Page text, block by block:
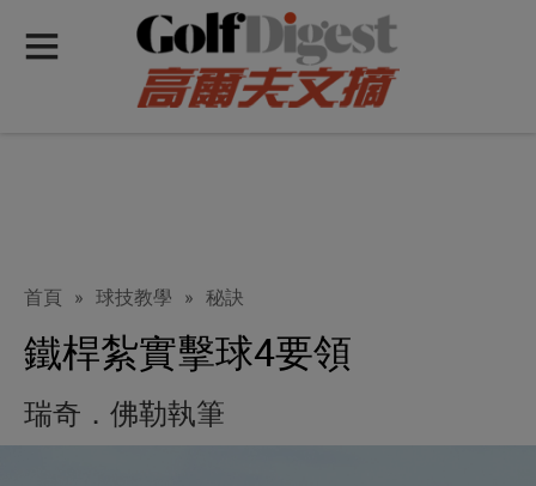
首頁 » 球技教學 » 秘訣
鐵桿紮實擊球4要領
瑞奇．佛勒執筆